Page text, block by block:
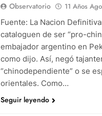
Observatorio 11 Años Ago
Fuente: La Nacion
cataloguen de ser “pro-
embajador argentino en
como dijo. Así, negó
“chinodependiente” o se
orientales. Como…
Seguir leyendo